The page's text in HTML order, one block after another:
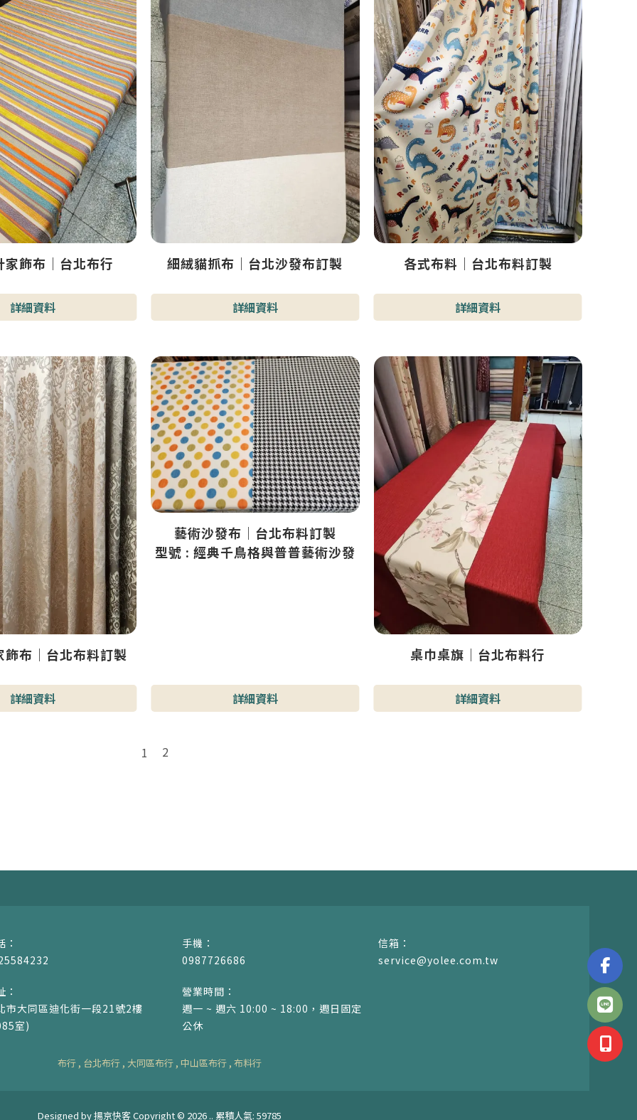
家飾布｜台北布行
詳細資料
細絨貓抓布｜台北沙發布訂製
詳細資料
各式布料｜台北布料訂製
詳細資料
飾布｜台北布料訂製
詳細資料
藝術沙發布｜台北布料訂製
型號 : 經典千鳥格與普普藝術沙發
詳細資料
桌巾桌旗｜台北布料行
詳細資料
1 2
0987726686 service@yolee.com.tw
市大同區迪化街一段21號2樓
室)
週一 ~ 週六 10:00 ~ 18:00，週日固定
公休
布行 台北布行 大同區布行 中山區布行 布料行
Designed by揚京快客Copyright © 2026 .. 累積人氣: 59785